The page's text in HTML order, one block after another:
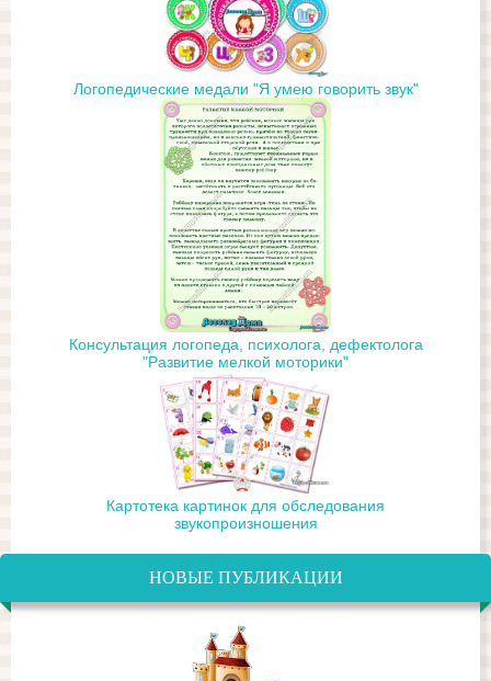
Логопедические медали "Я умею говорить звук"
Консультация логопеда, психолога, дефектолога
"Развитие мелкой моторики"
Картотека картинок для обследования
звукопроизношения
НОВЫЕ ПУБЛИКАЦИИ